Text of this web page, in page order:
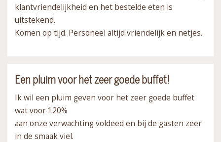
klantvriendelijkheid en het bestelde eten is
uitstekend.
Komen op tijd. Personeel altijd vriendelijk en netjes.
Een pluim voor het zeer goede buffet!
Ik wil een pluim geven voor het zeer goede buffet
wat voor 120%
aan onze verwachting voldeed en bij de gasten zeer
in de smaak viel.